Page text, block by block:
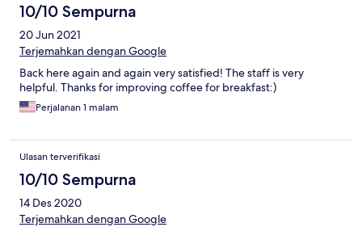
10/10 Sempurna
20 Jun 2021
Terjemahkan dengan Google
Back here again and again very satisfied! The staff is very
helpful. Thanks for improving coffee for breakfast:)
Perjalanan 1 malam
Ulasan terverifikasi
10/10 Sempurna
14 Des 2020
Terjemahkan dengan Google